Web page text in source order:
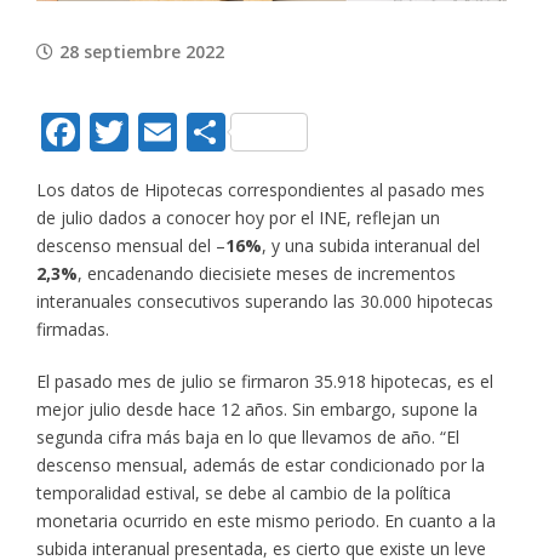
28 septiembre 2022
Facebook
Twitter
EmailCompartir
Los datos de Hipotecas correspondientes al pasado mes
de julio dados a conocer hoy por el INE, reflejan un
descenso mensual del –16%, y una subida interanual del
2,3%, encadenando diecisiete meses de incrementos
interanuales consecutivos superando las 30.000 hipotecas
firmadas.
El pasado mes de julio se firmaron 35.918 hipotecas, es el
mejor julio desde hace 12 años. Sin embargo, supone la
segunda cifra más baja en lo que llevamos de año. “El
descenso mensual, además de estar condicionado por la
temporalidad estival, se debe al cambio de la política
monetaria ocurrido en este mismo periodo. En cuanto a la
subida interanual presentada, es cierto que existe un leve